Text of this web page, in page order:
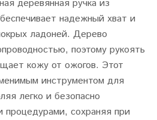
деревянная ручка из
надежный хват и
ладоней. Дерево
поэтому рукоять
кожу от ожогов. Этот
инструментом для
легко и безопасно
процедурами, сохраняя при